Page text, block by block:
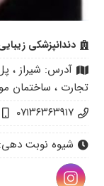
دندانپزشکی
آدرس: شیراز ،
تجارت ، ساختمان
۰۷۱۳۶۳۶۳۹۱۷
شیوه نوبت